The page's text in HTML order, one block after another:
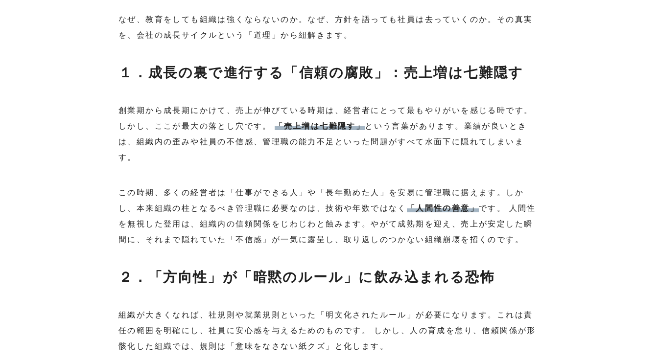
なぜ、教育をしても組織は強くならないのか。なぜ、方針を語っても社員は去っていくのか。その真実
を、会社の成長サイクルという「道理」から紐解きます。
１．成長の裏で進行する「信頼の腐敗」：売上増は七難隠す
創業期から成長期にかけて、売上が伸びている時期は、経営者にとって最もやりがいを感じる時です。
しかし、ここが最大の落とし穴です。「売上増は七難隠す」という言葉があります。業績が良いとき
は、組織内の歪みや社員の不信感、管理職の能力不足といった問題がすべて水面下に隠れてしまいま
す。
この時期、多くの経営者は「仕事ができる人」や「長年勤めた人」を安易に管理職に据えます。しか
し、本来組織の柱となるべき管理職に必要なのは、技術や年数ではなく 「人間性の善意」です。 人間性
を無視した登用は、組織内の信頼関係をじわじわと蝕みます。やがて成熟期を迎え、売上が安定した瞬
間に、それまで隠れていた「不信感」が一気に露呈し、取り返しのつかない組織崩壊を招くのです。
２．「方向性」が「暗黙のルール」に飲み込まれる恐怖
組織が大きくなれば、社規則や就業規則といった「明文化されたルール」が必要になります。これは責
任の範囲を明確にし、社員に安心感を与えるためのものです。 しかし、人の育成を怠り、信頼関係が形
骸化した組織では、規則は「意味をなさない紙クズ」と化します。